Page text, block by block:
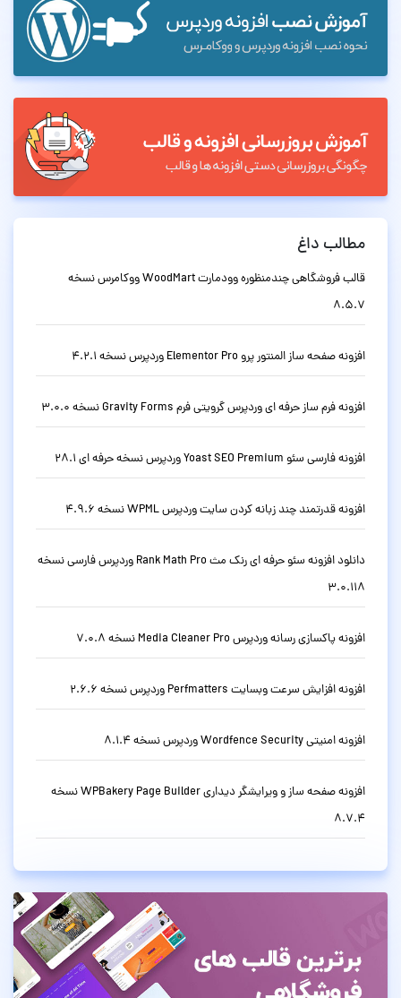
مطالب داغ
قالب فروشگاهی چندمنظوره وودمارت WoodMart ووکامرس نسخه
8.5.7
افزونه صفحه ساز المنتور پرو Elementor Pro وردپرس نسخه 4.2.1
افزونه فرم ساز حرفه ای وردپرس گرویتی فرم Gravity Forms نسخه 3.0.0
افزونه فارسی سئو Yoast SEO Premium وردپرس نسخه حرفه ای 28.1
افزونه قدرتمند چند زبانه کردن سایت وردپرس WPML نسخه 4.9.6
دانلود افزونه سئو حرفه ای رنک مث Rank Math Pro وردپرس فارسی نسخه
3.0.118
افزونه پاکسازی رسانه وردپرس Media Cleaner Pro نسخه 7.0.8
افزونه افزایش سرعت وبسایت Perfmatters وردپرس نسخه 2.6.6
افزونه امنیتی Wordfence Security وردپرس نسخه 8.1.4
افزونه صفحه ساز و ویرایشگر دیداری WPBakery Page Builder نسخه
8.7.4